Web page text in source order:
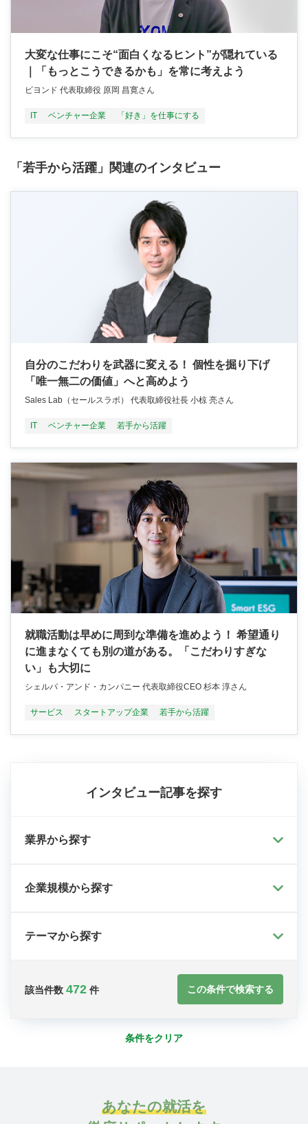
大変な仕事にこそ“面白くなるヒント”が隠れている
｜「もっとこうできるかも」を常に考えよう
ビヨンド 代表取締役 原岡 昌寛さん
IT ベンチャー企業 「好き」を仕事にする
「若手から活躍」関連のインタビュー
自分のこだわりを武器に変える！ 個性を掘り下げ
「唯一無二の価値」へと高めよう
Sales Lab（セールスラボ） 代表取締役社長 小椋 亮さん
IT ベンチャー企業 若手から活躍
就職活動は早めに周到な準備を進めよう！ 希望通り
に進まなくても別の道がある。「こだわりすぎな
い」も大切に
シェルパ・アンド・カンパニー 代表取締役CEO 杉本 淳さん
サービス スタートアップ企業 若手から活躍
インタビュー記事を探す
業界から探す
企業規模から探す
テーマから探す
該当件数 472 件 この条件で検索する
条件をクリア
あなたの就活を